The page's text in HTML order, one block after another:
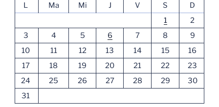
L
Ma Mi J V S
D
1
2
3
4 5 6 7 8
9
10
11 12 13 14 15
16
17
18 19 20 21 22
23
24
25 26 27 28 29
30
31